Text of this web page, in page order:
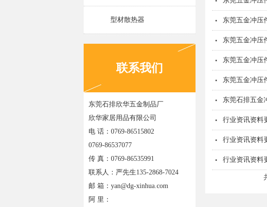
型材散热器
联系我们
东莞石排欣华五金制品厂
欣华家居用品有限公司
电 话：0769-86515802
0769-86537077
传 真：0769-86535991
联系人：严先生135-2868-7024
邮 箱：yan@dg-xinhua.com
阿 里：
东莞五金冲压
东莞五金冲压
东莞五金冲压
东莞五金冲压
东莞石排五金
行业资讯资料
行业资讯资料
行业资讯资料